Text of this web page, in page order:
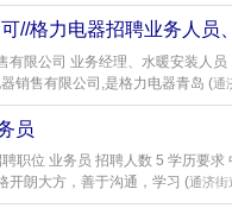
//格力电器招聘业务人员
有限公司 业务经理、水暖安装人
销售有限公司,是格力电器青岛 (通
员
职位 业务员 招聘人数 5 学历要
开朗大方，善于沟通，学习 (通济街